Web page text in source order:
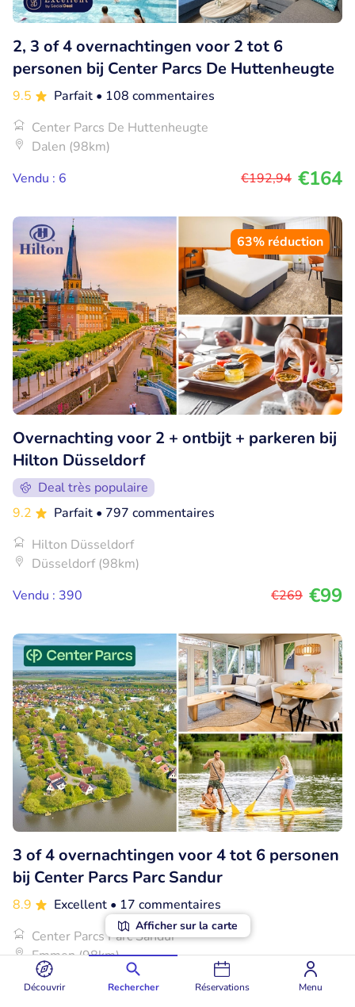
Découvrir Rechercher Réservations Menu
Afficher sur la carte
2, 3 of 4 overnachtingen voor 2 tot 6
personen bij Center Parcs De Huttenheugte
9.5 Parfait • 108 commentaires
Center Parcs De Huttenheugte
Dalen (98km)
Vendu : 6
€192,94 €164
63% réduction
Overnachting voor 2 + ontbijt + parkeren bij
Hilton Düsseldorf
Deal très populaire
9.2
Parfait • 797 commentaires
Hilton Düsseldorf
Düsseldorf (98km)
Vendu : 390
€269 €99
3 of 4 overnachtingen voor 4 tot 6 personen
bij Center Parcs Parc Sandur
8.9 Excellent • 17 commentaires
Center Parcs Parc Sandur
Emmen (98km)
Vendu : 0
€550